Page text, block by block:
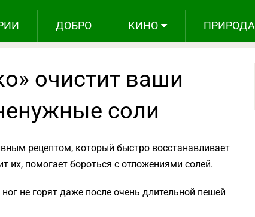
ДОБРО КИНО ПРИРОДА
очистит ваши
соли
рецептом, который быстро восстанавливает
их, помогает бороться с отложениями солей.
не горят даже после очень длительной пешей